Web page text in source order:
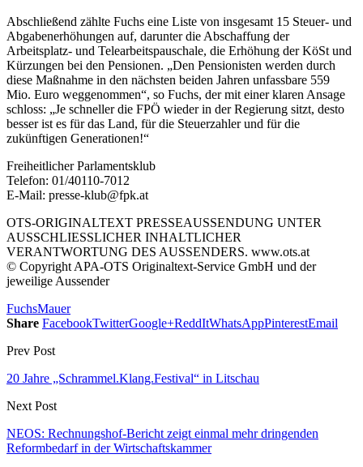
Abschließend zählte Fuchs eine Liste von insgesamt 15 Steuer- und
Abgabenerhöhungen auf, darunter die Abschaffung der
Arbeitsplatz- und Telearbeitspauschale, die Erhöhung der KöSt und
Kürzungen bei den Pensionen. „Den Pensionisten werden durch
diese Maßnahme in den nächsten beiden Jahren unfassbare 559
Mio. Euro weggenommen“, so Fuchs, der mit einer klaren Ansage
schloss: „Je schneller die FPÖ wieder in der Regierung sitzt, desto
besser ist es für das Land, für die Steuerzahler und für die
zukünftigen Generationen!“
Freiheitlicher Parlamentsklub
Telefon: 01/40110-7012
E-Mail: presse-klub@fpk.at
OTS-ORIGINALTEXT PRESSEAUSSENDUNG UNTER
AUSSCHLIESSLICHER INHALTLICHER
VERANTWORTUNG DES AUSSENDERS. www.ots.at
© Copyright APA-OTS Originaltext-Service GmbH und der
jeweilige Aussender
FuchsMauer
Share FacebookTwitterGoogle+ReddItWhatsAppPinterestEmail
Prev Post
20 Jahre „Schrammel.Klang.Festival“ in Litschau
Next Post
NEOS: Rechnungshof-Bericht zeigt einmal mehr dringenden
Reformbedarf in der Wirtschaftskammer